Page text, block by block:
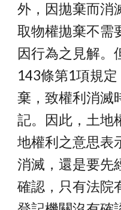
外，因拋棄而消
取物權拋棄不需
因行為之見解。
143條第1項規
棄，致權利消滅
記。因此，土地
地權利之意思表
消滅，還是要先
確認，只有法院